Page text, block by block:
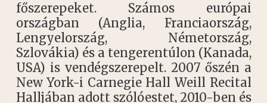
főszerepeket. Számos európai
országban (Anglia, Franciaország,
Lengyelország, Németország,
Szlovákia) és a tengerentúlon (Kanada,
USA) is vendégszerepelt. 2007 őszén a
New York-i Carnegie Hall Weill Recital
Halljában adott szólóestet, 2010-ben és